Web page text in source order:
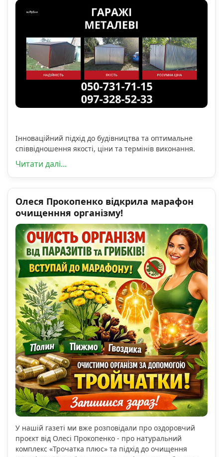
Інноваційний підхід до будівництва та оптимальне
співвідношення якості, ціни та термінів виконання.
Читати далі...
Олеся Прокопенко відкрила марафон
очищенння організму!
У нашій газеті ми вже розповідали про оздоровчий
проєкт від Олесі Прокопенко - про натуральний
комплекс «Трочатка плюс» та підхід до очищення